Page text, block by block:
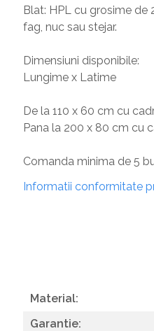
Blat: HPL cu grosime
fag, nuc sau stejar.
Dimensiuni disponibile:
Lungime x Latime
De la 110 x 60 cm cu
Pana la 200 x 80 cm cu
Comanda minima de 5
Informatii conformitate
Material:
Garantie: